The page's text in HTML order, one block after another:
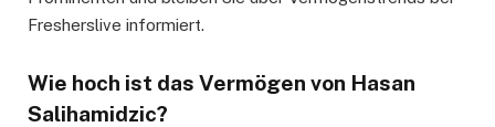
Fresherslive informiert.
Wie hoch ist das Vermögen von Hasan
Salihamidzic?